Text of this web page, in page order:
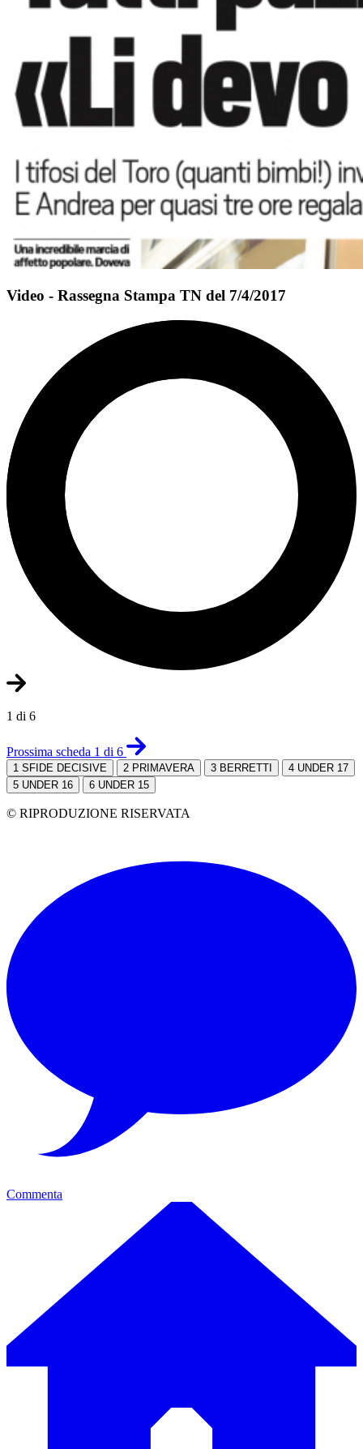
Video - Rassegna Stampa TN del 7/4/2017
1 di 6
Prossima scheda 1 di 6
1 SFIDE DECISIVE 2 PRIMAVERA 3 BERRETTI 4 UNDER 17
5 UNDER 16 6 UNDER 15
© RIPRODUZIONE RISERVATA
Commenta